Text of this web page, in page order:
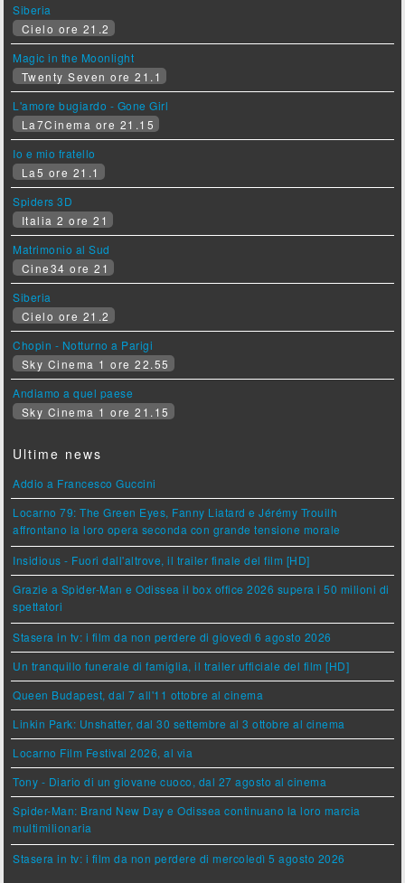
Siberia
Cielo ore 21.2
Magic in the Moonlight
Twenty Seven ore 21.1
L'amore bugiardo - Gone Girl
La7Cinema ore 21.15
Io e mio fratello
La5 ore 21.1
Spiders 3D
Italia 2 ore 21
Matrimonio al Sud
Cine34 ore 21
Siberia
Cielo ore 21.2
Chopin - Notturno a Parigi
Sky Cinema 1 ore 22.55
Andiamo a quel paese
Sky Cinema 1 ore 21.15
Ultime news
Addio a Francesco Guccini
Locarno 79: The Green Eyes, Fanny Liatard e Jérémy Trouilh
affrontano la loro opera seconda con grande tensione morale
Insidious - Fuori dall'altrove, il trailer finale del film [HD]
Grazie a Spider-Man e Odissea il box office 2026 supera i 50 milioni di
spettatori
Stasera in tv: i film da non perdere di giovedì 6 agosto 2026
Un tranquillo funerale di famiglia, il trailer ufficiale del film [HD]
Queen Budapest, dal 7 all'11 ottobre al cinema
Linkin Park: Unshatter, dal 30 settembre al 3 ottobre al cinema
Locarno Film Festival 2026, al via
Tony - Diario di un giovane cuoco, dal 27 agosto al cinema
Spider-Man: Brand New Day e Odissea continuano la loro marcia
multimilionaria
Stasera in tv: i film da non perdere di mercoledì 5 agosto 2026